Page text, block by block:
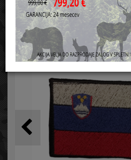
Domov Army oblačila in oprema